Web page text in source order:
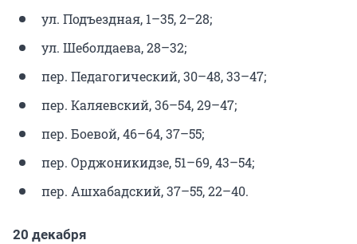
ул. Подъездная, 1–35, 2–28;
ул. Шеболдаева, 28–32;
пер. Педагогический, 30–48, 33–47;
пер. Каляевский, 36–54, 29–47;
пер. Боевой, 46–64, 37–55;
пер. Орджоникидзе, 51–69, 43–54;
пер. Ашхабадский, 37–55, 22–40.
20 декабря